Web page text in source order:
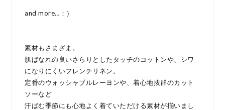
and more…：）
素材もさまざま。
肌ばなれの良いさらりとしたタッチのコットンや、シワ
になりにくいフレンチリネン。
定番のウォッシャブルレーヨンや、着心地抜群のカット
ソーなど
汗ばむ季節にも心地よく着ていただける素材が揃いまし